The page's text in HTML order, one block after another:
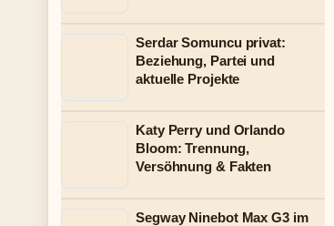
Serdar Somuncu privat:
Beziehung, Partei und
aktuelle Projekte
Katy Perry und Orlando
Bloom: Trennung,
Versöhnung & Fakten
Segway Ninebot Max G3 im